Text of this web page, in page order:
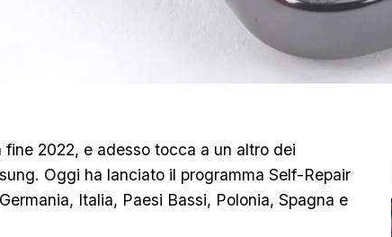
2022, e adesso tocca a un altro dei
Oggi ha lanciato il programma Self-Repair
Italia, Paesi Bassi, Polonia, Spagna e